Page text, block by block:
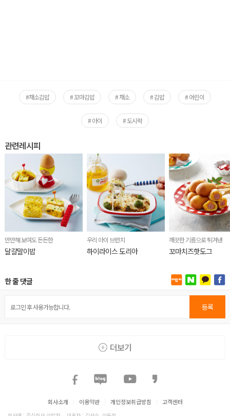
#채소김밥 # 꼬마김밥 # 채소 # 김밥 # 어린이
# 아이 # 도시락
관련레시피
만만해 보여도 든든한
달걀말이밥
우리 아이 브런치
하이라이스 도리아
깨끗한 기름으로 튀겨낸
꼬마치즈핫도그
한 줄 댓글
등록
더보기
회사소개 이용약관 개인정보취급방침 고객센터